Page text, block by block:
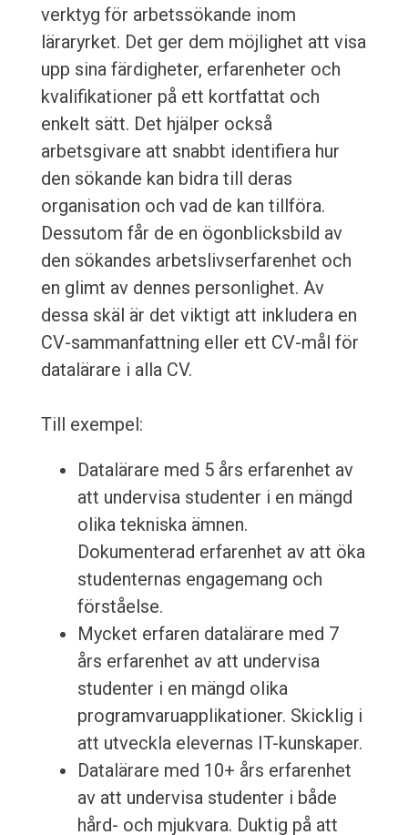
verktyg för arbetssökande inom
läraryrket. Det ger dem möjlighet att visa
upp sina färdigheter, erfarenheter och
kvalifikationer på ett kortfattat och
enkelt sätt. Det hjälper också
arbetsgivare att snabbt identifiera hur
den sökande kan bidra till deras
organisation och vad de kan tillföra.
Dessutom får de en ögonblicksbild av
den sökandes arbetslivserfarenhet och
en glimt av dennes personlighet. Av
dessa skäl är det viktigt att inkludera en
CV-sammanfattning eller ett CV-mål för
datalärare i alla CV.
Till exempel:
Datalärare med 5 års erfarenhet av
att undervisa studenter i en mängd
olika tekniska ämnen.
Dokumenterad erfarenhet av att öka
studenternas engagemang och
förståelse.
Mycket erfaren datalärare med 7
års erfarenhet av att undervisa
studenter i en mängd olika
programvaruapplikationer. Skicklig i
att utveckla elevernas IT-kunskaper.
Datalärare med 10+ års erfarenhet
av att undervisa studenter i både
hård- och mjukvara. Duktig på att